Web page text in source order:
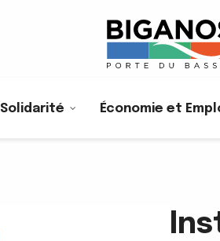
Solidarité Économie et